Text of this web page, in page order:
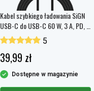
Kabel szybkiego ładowania SiGN
USB-C do USB-C 60 W, 3 A, PD, 2
m - czarny
5
39,99 zł
Dostępne w magazynie